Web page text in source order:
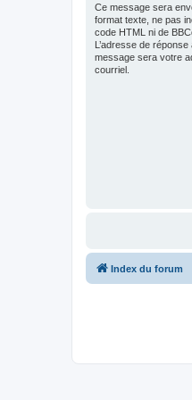
Ce message sera
format texte, ne pas
code HTML ni de
L’adresse de réponse
message sera votre
courriel.
Index du forum